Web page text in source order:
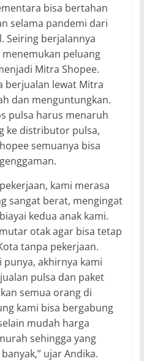
bisa bertahan
selama pandemi dari
Seiring berjalannya
peluang
Mitra Shopee.
berjualan lewat Mitra
dan menguntungkan.
pulsa harus menaruh
ke distributor pulsa,
semuanya bisa
kami merasa
sangat berat, mengingat
kedua anak kami.
otak agar bisa tetap
tanpa pekerjaan.
punya, akhirnya kami
pulsa dan paket
semua orang di
kami bisa bergabung
mudah harga
sehingga yang
ujar Andika.